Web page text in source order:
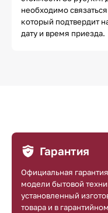
необходимо
который подтвердит
дату и время приезда.
Гарантия
Официальная
модели бытовой
установленный
товара и в